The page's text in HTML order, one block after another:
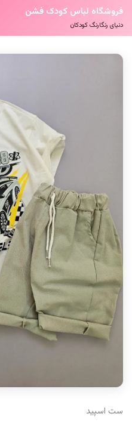
فروشگاه لباس کودک فشن
دنیای رنگارنگ کودکان
ست اسپید